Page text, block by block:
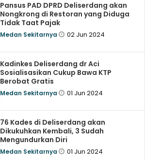
Pansus PAD DPRD Deliserdang akan
Nongkrong di Restoran yang Diduga
Tidak Taat Pajak
Medan Sekitarnya 02 Jun 2024
Kadinkes Deliserdang dr Aci
Sosialisasikan Cukup Bawa KTP
Berobat Gratis
Medan Sekitarnya 01 Jun 2024
76 Kades di Deliserdang akan
Dikukuhkan Kembali, 3 Sudah
Mengundurkan Diri
Medan Sekitarnya 01 Jun 2024